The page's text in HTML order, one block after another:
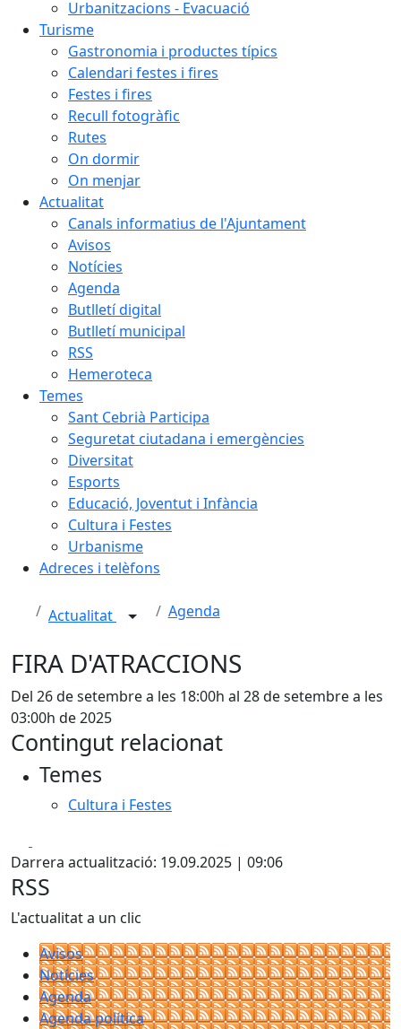
Urbanitzacions - Evacuació
Turisme
Gastronomia i productes típics
Calendari festes i fires
Festes i fires
Recull fotogràfic
Rutes
On dormir
On menjar
Actualitat
Canals informatius de l'Ajuntament
Avisos
Notícies
Agenda
Butlletí digital
Butlletí municipal
RSS
Hemeroteca
Temes
Sant Cebrià Participa
Seguretat ciutadana i emergències
Diversitat
Esports
Educació, Joventut i Infància
Cultura i Festes
Urbanisme
Adreces i telèfons
Actualitat Agenda
FIRA D'ATRACCIONS
Del 26 de setembre a les 18:00h al 28 de setembre a les
03:00h de 2025
Contingut relacionat
Temes
Cultura i Festes
Darrera actualització: 19.09.2025 | 09:06
RSS
L'actualitat a un clic
Avisos
Notícies
Agenda
Agenda política